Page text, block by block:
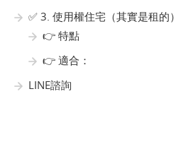
✅ 3. 使用權住宅（其實是租的）
👉 特點
👉 適合：
LINE諮詢